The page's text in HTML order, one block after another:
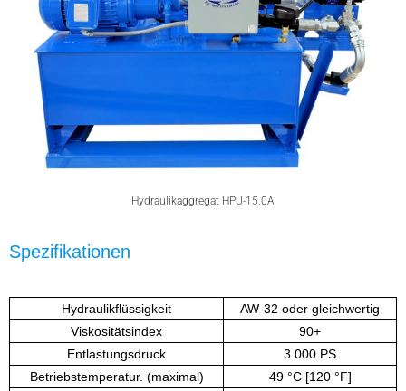
Hydraulikaggregat HPU-15.0A
Spezifikationen
Hydraulikflüssigkeit
AW-32 oder gleichwertig
Viskositätsindex
90+
Entlastungsdruck
3.000 PS
Betriebstemperatur. (maximal)
49 °C [120 °F]